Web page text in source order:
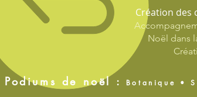
Podiums de noël : Botanique •
Création des
Noël dans